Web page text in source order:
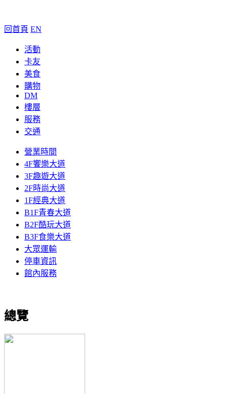
回首頁 EN
活動
卡友
美食
購物
DM
樓層
服務
交通
營業時間
4F饗樂大道
3F趣遊大道
2F時尚大道
1F經典大道
B1F青春大道
B2F酷玩大道
B3F食樂大道
大眾運輸
停車資訊
館內服務
總覽